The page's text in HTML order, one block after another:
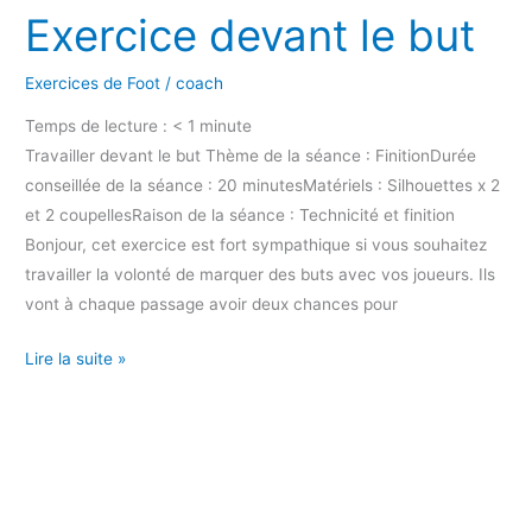
Exercice devant le but
Exercices de Foot /coach
Temps de lecture : < 1 minute
Travailler devant le but Thème de la séance : FinitionDurée
conseillée de la séance : 20 minutesMatériels : Silhouettes x 2
et 2 coupellesRaison de la séance : Technicité et finition
Bonjour, cet exercice est fort sympathique si vous souhaitez
travailler la volonté de marquer des buts avec vos joueurs. Ils
vont à chaque passage avoir deux chances pour
Lire la suite »